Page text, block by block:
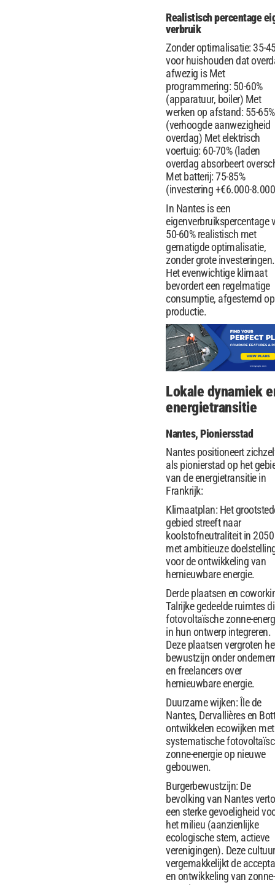
Realistisch percentage
verbruik
Zonder optimalisatie: 35-
voor huishouden dat
afwezig is Met
programmering: 50-60%
(apparatuur, boiler) Met
werken op afstand: 55-65%
(verhoogde aanwezigheid
overdag) Met elektrisch
voertuig: 60-70% (laden
overdag absorbeert
Met batterij: 75-85%
(investering +€6.000-
In Nantes is een
eigenverbruikspercentage
50-60% realistisch met
gematigde optimalisatie,
zonder grote investeringen.
Het evenwichtige klimaat
bevordert een regelmatige
consumptie, afgestemd
productie.
Lokale dynamiek
energietransitie
Nantes, Pioniersstad
Nantes positioneert
als pionierstad op het
van de energietransitie in
Frankrijk:
Klimaatplan: Het
gebied streeft naar
koolstofneutraliteit in 2050
met ambitieuze
voor de ontwikkeling van
hernieuwbare energie.
Derde plaatsen en
Talrijke gedeelde ruimtes
fotovoltaïsche zonne-
in hun ontwerp integreren.
Deze plaatsen vergroten
bewustzijn onder
en freelancers over
hernieuwbare energie.
Duurzame wijken: Île de
Nantes, Dervallières en
ontwikkelen ecowijken met
systematische
zonne-energie op nieuwe
gebouwen.
Burgerbewustzijn: De
bevolking van Nantes
een sterke gevoeligheid
het milieu (aanzienlijke
ecologische stem, actieve
verenigingen). Deze cultuur
vergemakkelijkt de
en ontwikkeling van zonne-